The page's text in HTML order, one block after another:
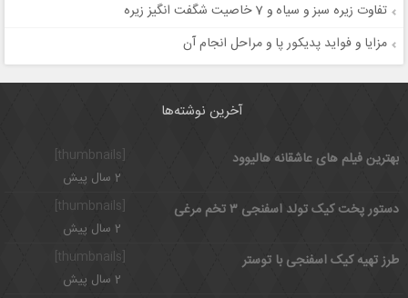
تفاوت زیره سبز و سیاه و 7 خاصیت شگفت انگیز زیره
مزایا و فواید پدیکور پا و مراحل انجام آن
آخرین نوشته‌ها
بهترین فیلم های عاشقانه هالیوود
2 سال پیش
[thumbnails]
دستور پخت کیک تولد اسفنجی ۳ تخم مرغی
2 سال پیش
طرز تهیه کیک اسفنجی با توستر
2 سال پیش